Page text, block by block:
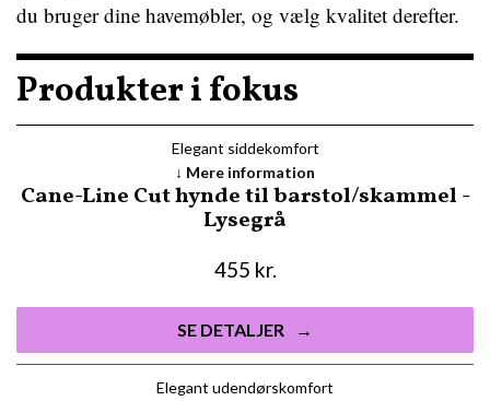
du bruger dine havemøbler, og vælg kvalitet derefter.
Produkter i fokus
Elegant siddekomfort
Cane-Line Cut hynde til barstol/skammel -
Lysegrå
455 kr.
SE DETALJER
Mere information
Elegant udendørskomfort